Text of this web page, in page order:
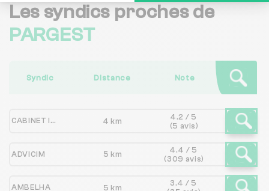
Les syndics proches de
PARGEST
Syndic Distance Note
CABINET IMMOBILIER PASCAL LOBRY 4 km
4.2 / 5
(5 avis)
ADVICIM 5 km
4.4 / 5
(309 avis)
AMBELHA 5 km
3.4 / 5